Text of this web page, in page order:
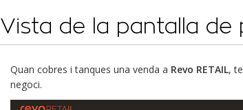
Vista de la pantalla de
Quan cobres i tanques una venda a Revo RETAIL,
negoci.